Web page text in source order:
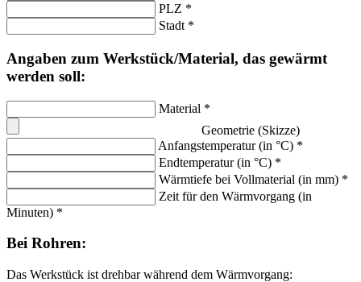
PLZ *
Stadt *
Angaben zum Werkstück/Material, das gewärmt
werden soll:
Material *
Geometrie (Skizze)
Anfangstemperatur (in °C) *
Endtemperatur (in °C) *
Wärmtiefe bei Vollmaterial (in mm) *
Zeit für den Wärmvorgang (in
Minuten) *
Bei Rohren:
Das Werkstück ist drehbar während dem Wärmvorgang: